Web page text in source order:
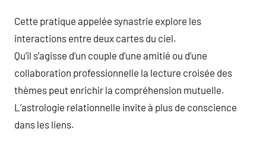
Cette pratique appelée synastrie explore les
interactions entre deux cartes du ciel.
Qu’il s’agisse d’un couple d’une amitié ou d’une
collaboration professionnelle la lecture croisée des
thèmes peut enrichir la compréhension mutuelle.
L’astrologie relationnelle invite à plus de conscience
dans les liens.